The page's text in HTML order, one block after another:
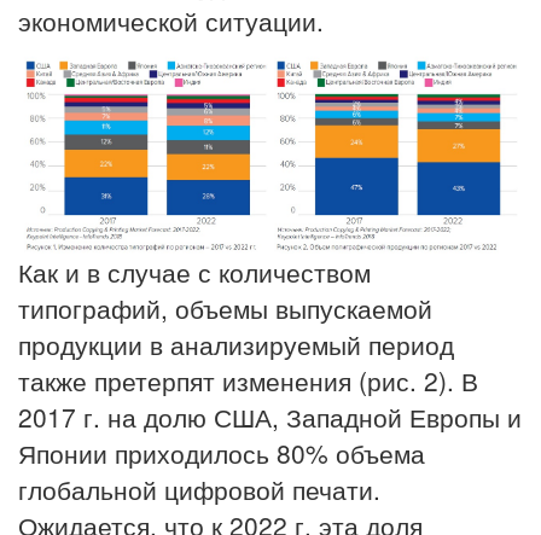
экономической ситуации.
Как и в случае с количеством
типографий, объемы выпускаемой
продукции в анализируемый период
также претерпят изменения (рис. 2). В
2017 г. на долю США, Западной Европы и
Японии приходилось 80% объема
глобальной цифровой печати.
Ожидается, что к 2022 г. эта доля